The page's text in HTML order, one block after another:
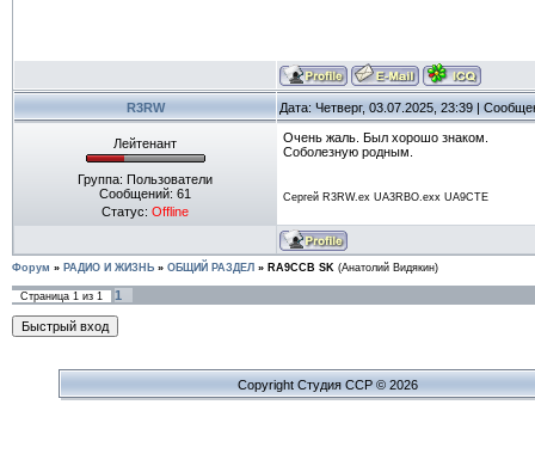
R3RW Дата: Четверг, 03.07.2025, 23:39 |
Лейтенант
Группа: Пользователи
Сообщений: 61
Статус: Offline
Очень жаль. Был хорошо знаком.
Соболезную родным.
Сергей R3RW.ex UA3RBO.exx UA9CTE
Форум » РАДИО И ЖИЗНЬ » ОБЩИЙ РАЗДЕЛ » RA9CCB SK (Анатолий Видякин)
Страница 1 из 1 1
Copyright Cтудия ССР © 2026